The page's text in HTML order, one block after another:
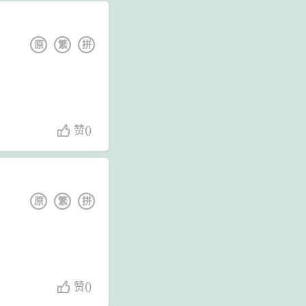
拼
繁
原
赞()
拼
繁
原
赞()